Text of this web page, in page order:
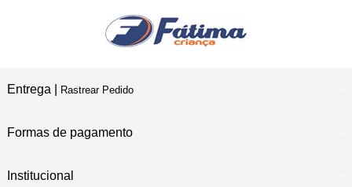
Entrega | Rastrear Pedido
Formas de pagamento
Institucional